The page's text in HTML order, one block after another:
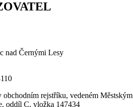
nad Černými Lesy
obchodním rejstříku, vedeném Městským
oddíl C, vložka 147434